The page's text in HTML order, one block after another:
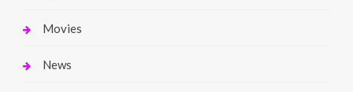
Movies
News